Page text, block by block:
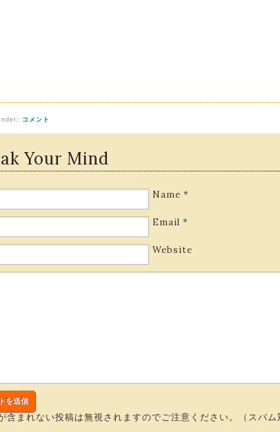
コメント
Your Mind
Name *
Email *
Website
含まれない投稿は無視されますのでご注意ください。（スパム